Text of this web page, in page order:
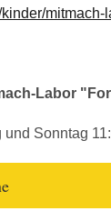
Labor
Sonntag